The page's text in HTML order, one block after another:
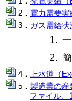
電力需要
ガス需給
1. 一般ガ
2. 簡易ガ
上水道（
製造業の産
ファイル、